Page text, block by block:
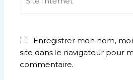
Internet
Enregistrer mon nom,
site dans le navigateur pour
commentaire.